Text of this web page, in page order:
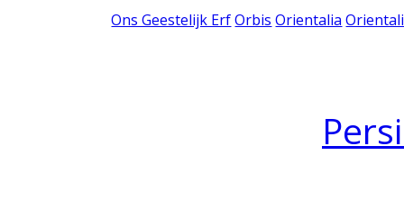
Ons Geestelijk Erf Orbis Orientalia